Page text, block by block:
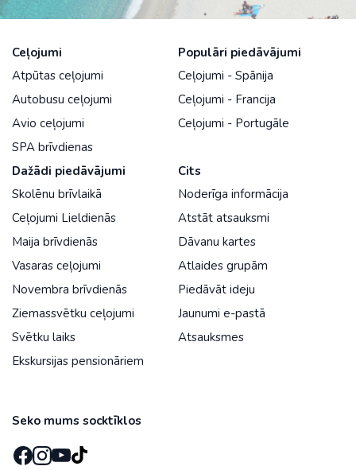
Ceļojumi
Atpūtas ceļojumi
Autobusu ceļojumi
Avio ceļojumi
SPA brīvdienas
Populāri piedāvājumi
Ceļojumi - Spānija
Ceļojumi - Francija
Ceļojumi - Portugāle
Dažādi piedāvājumi
Skolēnu brīvlaikā
Ceļojumi Lieldienās
Maija brīvdienās
Vasaras ceļojumi
Novembra brīvdienās
Ziemassvētku ceļojumi
Svētku laiks
Ekskursijas pensionāriem
Cits
Noderīga informācija
Atstāt atsauksmi
Dāvanu kartes
Atlaides grupām
Piedāvāt ideju
Jaunumi e-pastā
Atsauksmes
Seko mums socktīklos